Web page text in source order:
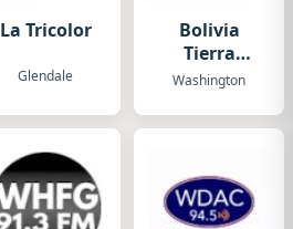
La Tricolor
Glendale
Bolivia
Tierra
Querida
Washington